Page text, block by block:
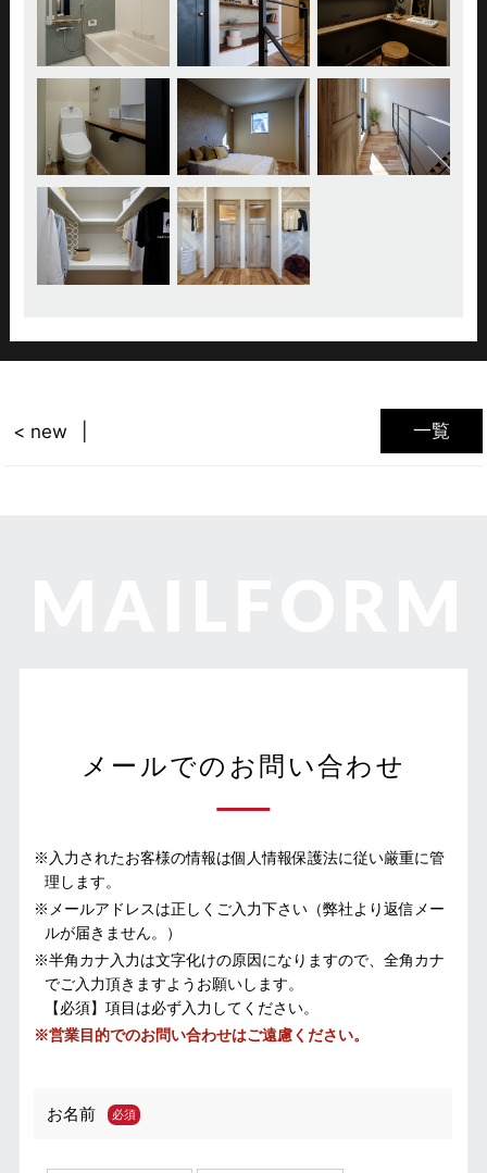
一覧
< new
メールでのお問い合わせ
※入力されたお客様の情報は個人情報保護法に従い厳重に管
理します。
※メールアドレスは正しくご入力下さい（弊社より返信メー
ルが届きません。）
※半角カナ入力は文字化けの原因になりますので、全角カナ
でご入力頂きますようお願いします。
【必須】項目は必ず入力してください。
※営業目的でのお問い合わせはご遠慮ください。
お名前